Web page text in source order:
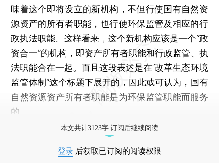
味着这个即将设立的新机构，不但行使国有自然资
源资产的所有者职能，也行使环保监管及相应的行
政执法职能。这样看来，这个新机构应该是一个“政
资合一”的机构，即资产所有者职能和行政监管、执
法职能合在一起。而且这段表述是在“改革生态环境
监管体制”这个标题下展开的，因此或可认为，国有
自然资源资产所有者职能是为环保监管职能而服务
的。
本文共计3123字 订阅后继续阅读
登录 后获取已订阅的阅读权限